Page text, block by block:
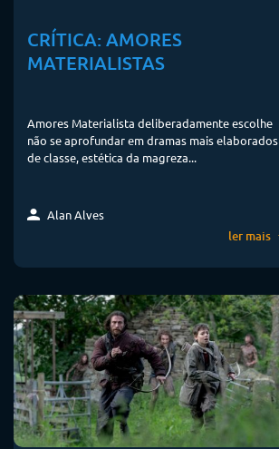
CRÍTICA: AMORES
MATERIALISTAS
Amores Materialista deliberadamente escolhe
não se aprofundar em dramas mais elaborados
de classe, estética da magreza...
Alan Alves
ler mais